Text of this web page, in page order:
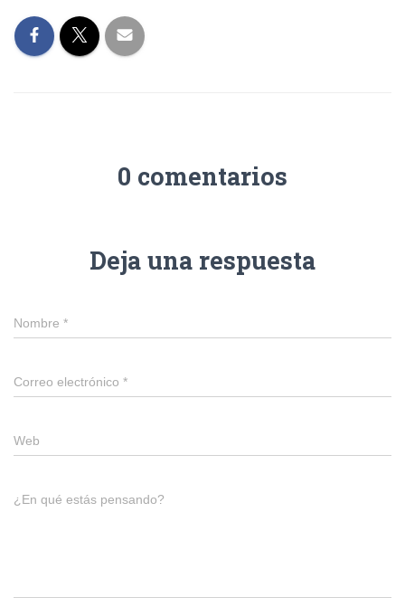
0 comentarios
Deja una respuesta
Nombre *
Correo electrónico *
Web
¿En qué estás pensando?